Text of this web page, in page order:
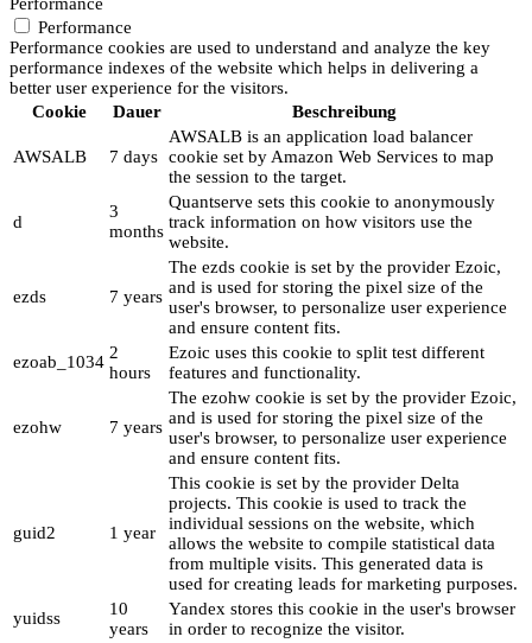
Performance
Performance
Performance cookies are used to understand and analyze the key
performance indexes of the website which helps in delivering a
better user experience for the visitors.
Cookie
Dauer Beschreibung
AWSALB 7 days
AWSALB is an application load balancer
cookie set by Amazon Web Services to map
the session to the target.
d
3
months
Quantserve sets this cookie to anonymously
track information on how visitors use the
website.
ezds 7 years
The ezds cookie is set by the provider Ezoic,
and is used for storing the pixel size of the
user's browser, to personalize user experience
and ensure content fits.
ezoab_1034 2
hours
Ezoic uses this cookie to split test different
features and functionality.
ezohw 7 years
The ezohw cookie is set by the provider Ezoic,
and is used for storing the pixel size of the
user's browser, to personalize user experience
and ensure content fits.
guid2 1 year
This cookie is set by the provider Delta
projects. This cookie is used to track the
individual sessions on the website, which
allows the website to compile statistical data
from multiple visits. This generated data is
used for creating leads for marketing purposes.
yuidss
10
years
Yandex stores this cookie in the user's browser
in order to recognize the visitor.